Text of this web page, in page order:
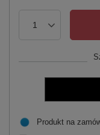
Produkt na